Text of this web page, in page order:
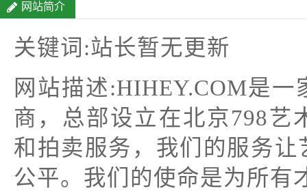
网站简介
关键词:站长暂无更新
网站描述:HIHEY.COM是
商，总部设立在北京798艺
和拍卖服务，我们的服务
公平。我们的使命是为所有